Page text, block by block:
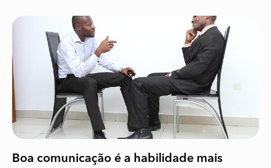
Boa comunicação é a habilidade mais